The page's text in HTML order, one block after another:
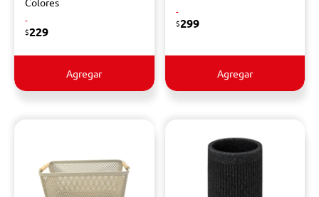
-
$229
Agregar
-
$299
Agregar